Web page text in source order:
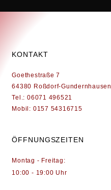
KONTAKT
Goethestraße 7
64380 Roßdorf-Gundernhausen
Tel.: 06071 496521
Mobil: 0157 54316715
ÖFFNUNGSZEITEN
Montag - Freitag:
10:00 - 19:00 Uhr